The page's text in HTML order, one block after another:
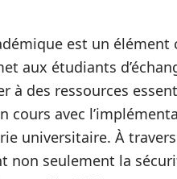
est un
aux étudiants
à des ressources
cours avec
universitaire. À
non seulement la